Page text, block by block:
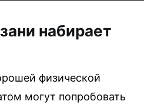
набирает
физической
могут попробовать